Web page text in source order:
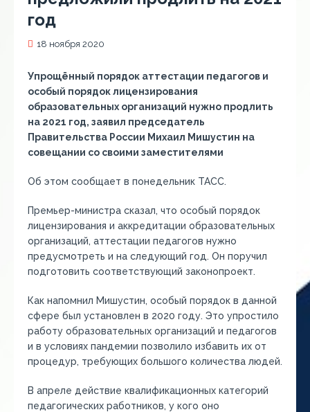
год
18 ноября 2020
Упрощённый порядок аттестации педагогов и
особый порядок лицензирования
образовательных организаций нужно продлить
на 2021 год, заявил председатель
Правительства России Михаил Мишустин на
совещании со своими заместителями
Об этом сообщает в понедельник ТАСС.
Премьер-министра сказал, что особый порядок
лицензирования и аккредитации образовательных
организаций, аттестации педагогов нужно
предусмотреть и на следующий год. Он поручил
подготовить соответствующий законопроект.
Как напомнил Мишустин, особый порядок в данной
сфере был установлен в 2020 году. Это упростило
работу образовательных организаций и педагогов
и в условиях пандемии позволило избавить их от
процедур, требующих большого количества людей.
В апреле действие квалификационных категорий
педагогических работников, у кого оно